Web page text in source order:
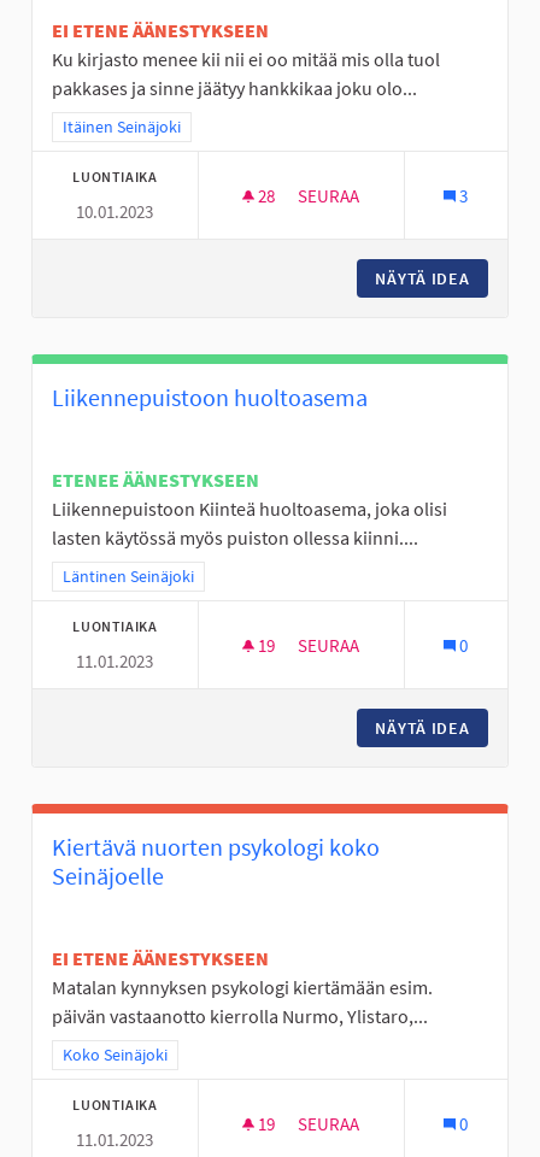
EI ETENE ÄÄNESTYKSEEN
Ku kirjasto menee kii nii ei oo mitää mis olla tuol
pakkases ja sinne jäätyy hankkikaa joku olo...
Rajaa tulokset teeman mukaan: Itäinen Seinäjoki
Itäinen Seinäjoki
LUONTIAIKA
10.01.2023
28 28 SEURAAJAA
SEURAA 3
NÄYTÄ IDEA
Liikennepuistoon huoltoasema
ETENEE ÄÄNESTYKSEEN
Liikennepuistoon Kiinteä huoltoasema, joka olisi
lasten käytössä myös puiston ollessa kiinni....
Rajaa tulokset teeman mukaan: Läntinen Seinäjoki
Läntinen Seinäjoki
LUONTIAIKA
11.01.2023
19 19 SEURAAJAA
SEURAA 0
NÄYTÄ IDEA
Kiertävä nuorten psykologi koko
Seinäjoelle
EI ETENE ÄÄNESTYKSEEN
Matalan kynnyksen psykologi kiertämään esim.
päivän vastaanotto kierrolla Nurmo, Ylistaro,...
Rajaa tulokset teeman mukaan: Koko Seinäjoki
Koko Seinäjoki
LUONTIAIKA
11.01.2023
19 19 SEURAAJAA
SEURAA 0